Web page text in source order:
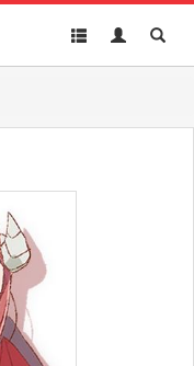
Toggle
Toggle